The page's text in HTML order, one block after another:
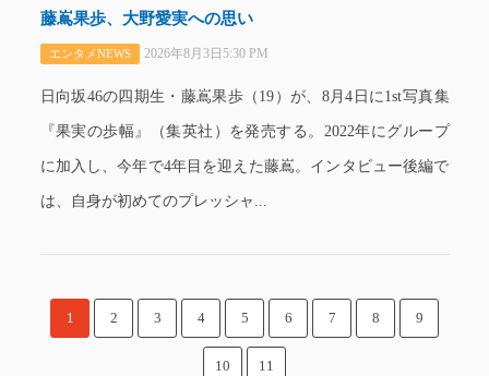
藤嶌果歩、大野愛実への思い
エンタメNEWS 2026年8月3日5:30 PM
日向坂46の四期生・藤嶌果歩（19）が、8月4日に1st写真集
『果実の歩幅』（集英社）を発売する。2022年にグループ
に加入し、今年で4年目を迎えた藤嶌。インタビュー後編で
は、自身が初めてのプレッシャ...
1 2 3 4 5 6 7 8 9
10 11